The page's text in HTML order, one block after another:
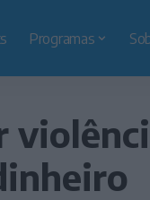
Programas